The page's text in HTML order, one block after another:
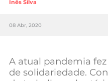
Sociedade
Negócios
Inês Silva
08 Abr, 2020
A atual pandemia
de solidariedade.